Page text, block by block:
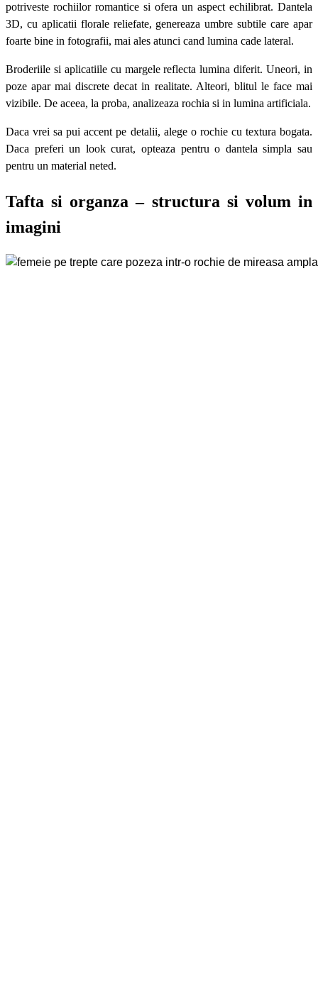
potriveste rochiilor romantice si ofera un aspect echilibrat. Dantela
3D, cu aplicatii florale reliefate, genereaza umbre subtile care apar
foarte bine in fotografii, mai ales atunci cand lumina cade lateral.
Broderiile si aplicatiile cu margele reflecta lumina diferit. Uneori, in
poze apar mai discrete decat in realitate. Alteori, blitul le face mai
vizibile. De aceea, la proba, analizeaza rochia si in lumina artificiala.
Daca vrei sa pui accent pe detalii, alege o rochie cu textura bogata.
Daca preferi un look curat, opteaza pentru o dantela simpla sau
pentru un material neted.
Tafta si organza – structura si volum in
imagini